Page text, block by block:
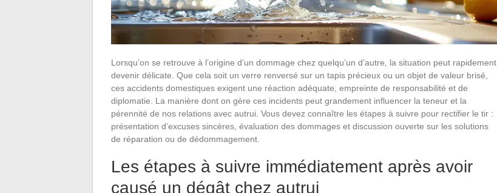
Lorsqu’on se retrouve à l’origine d’un dommage chez quelqu’un d’autre, la situation peut rapidement
devenir délicate. Que cela soit un verre renversé sur un tapis précieux ou un objet de valeur brisé,
ces accidents domestiques exigent une réaction adéquate, empreinte de responsabilité et de
diplomatie. La manière dont on gère ces incidents peut grandement influencer la teneur et la
pérennité de nos relations avec autrui. Vous devez connaître les étapes à suivre pour rectifier le tir :
présentation d’excuses sincères, évaluation des dommages et discussion ouverte sur les solutions
de réparation ou de dédommagement.
Les étapes à suivre immédiatement après avoir
causé un dégât chez autrui